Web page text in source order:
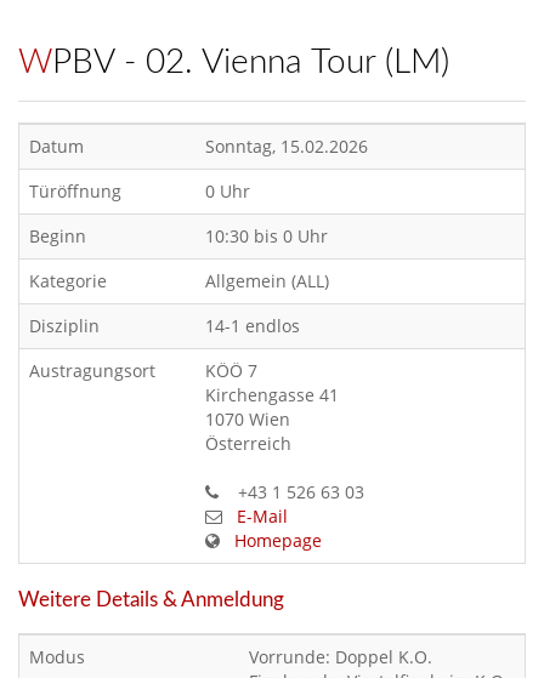
WPBV - 02. Vienna Tour (LM)
Datum
Sonntag, 15.02.2026
Türöffnung
0 Uhr
Beginn
10:30 bis 0 Uhr
Kategorie
Allgemein (ALL)
Disziplin
14-1 endlos
Austragungsort
KÖÖ 7
Kirchengasse 41
1070 Wien
Österreich
+43 1 526 63 03
E-Mail
Homepage
Weitere Details & Anmeldung
Modus
Vorrunde: Doppel K.O.